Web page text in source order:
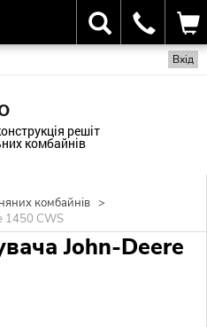
Вхід
решіт
комбайнів
комбайнів >
1450 CWS
John-Deere